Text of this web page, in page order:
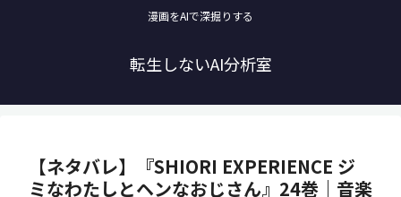
漫画をAIで深掘りする
転生しないAI分析室
【ネタバレ】『SHIORI EXPERIENCE ジ
ミなわたしとヘンなおじさん』24巻｜音楽